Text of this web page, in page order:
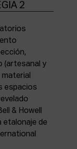
2
(artesanal y
espacios
& Howell
etalonaje de